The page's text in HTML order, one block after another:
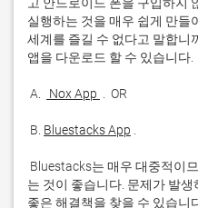
실행하는 것을 매우 쉽게 만들
세계를 즐길 수 없다고 말합니
A. Nox App
B. Bluestacks App
는 것이 좋습니다. 문제가 발
좋은 해결책을 찾을 수 있습니